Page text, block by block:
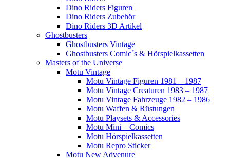
Dino Riders Figuren
Dino Riders Zubehör
Dino Riders 3D Artikel
Ghostbusters
Ghostbusters Vintage
Ghostbusters Comic´s & Hörspielkassetten
Masters of the Universe
Motu Vintage
Motu Vintage Figuren 1981 – 1987
Motu Vintage Creaturen 1983 – 1987
Motu Vintage Fahrzeuge 1982 – 1986
Motu Waffen & Rüstungen
Motu Playsets & Accessories
Motu Mini – Comics
Motu Hörspielkassetten
Motu Repro Sticker
Motu New Advenure